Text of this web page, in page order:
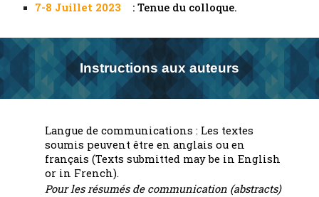
7-8 Juillet 2023
: Tenue du colloque.
Instructions aux auteurs
Langue de communications : Les textes
soumis peuvent être en anglais ou en
français (Texts submitted may be in English
or in French).
Pour les résumés de communication (abstracts)